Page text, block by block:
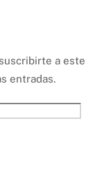
a este
entradas.